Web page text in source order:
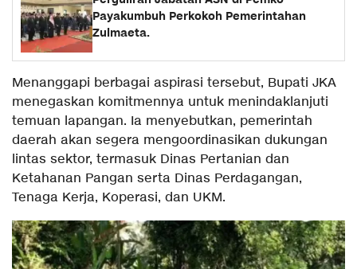
Payakumbuh Perkokoh Pemerintahan
Zulmaeta.
Menanggapi berbagai aspirasi tersebut, Bupati JKA
menegaskan komitmennya untuk menindaklanjuti
temuan lapangan. Ia menyebutkan, pemerintah
daerah akan segera mengoordinasikan dukungan
lintas sektor, termasuk Dinas Pertanian dan
Ketahanan Pangan serta Dinas Perdagangan,
Tenaga Kerja, Koperasi, dan UKM.